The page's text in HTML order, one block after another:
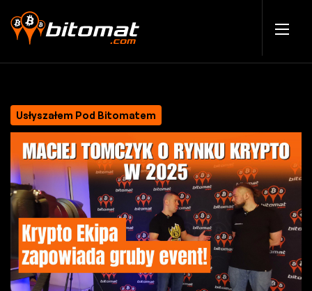
Usłyszałem Pod Bitomatem